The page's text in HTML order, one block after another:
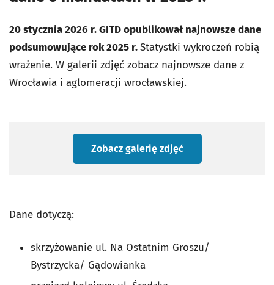
20 stycznia 2026 r. GITD opublikował najnowsze dane
podsumowujące rok 2025 r.Statystki wykroczeń robią
wrażenie. W galerii zdjęć zobacz najnowsze dane z
Wrocławia i aglomeracji wrocławskiej.
Zobacz galerię zdjęć
Dane dotyczą:
skrzyżowanie ul. Na Ostatnim Groszu/
Bystrzycka/ Gądowianka